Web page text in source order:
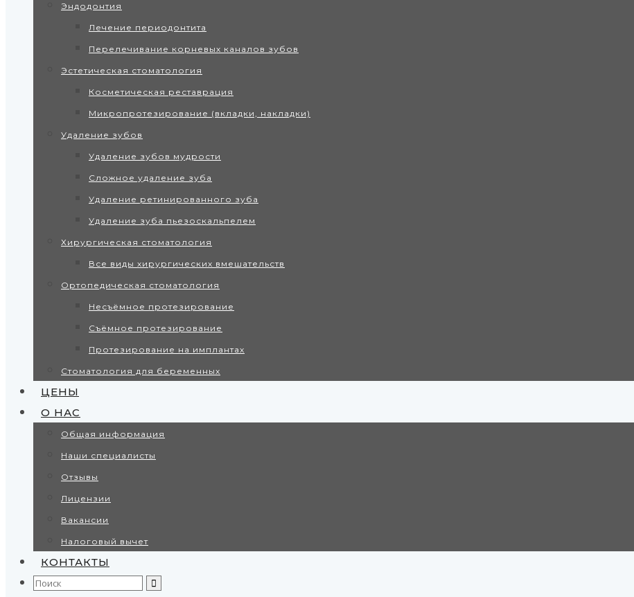
Эндодонтия
Лечение периодонтита
Перелечивание корневых каналов зубов
Эстетическая стоматология
Косметическая реставрация
Микропротезирование (вкладки, накладки)
Удаление зубов
Удаление зубов мудрости
Сложное удаление зуба
Удаление ретинированного зуба
Удаление зуба пьезоскальпелем
Хирургическая стоматология
Все виды хирургических вмешательств
Ортопедическая стоматология
Несъёмное протезирование
Съёмное протезирование
Протезирование на имплантах
Стоматология для беременных
ЦЕНЫ
О НАС
Общая информация
Наши специалисты
Отзывы
Лицензии
Вакансии
Налоговый вычет
КОНТАКТЫ
Search